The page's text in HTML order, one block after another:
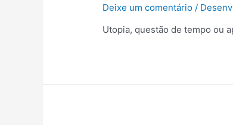
Deixe um comentário /
Utopia, questão de tempo ou